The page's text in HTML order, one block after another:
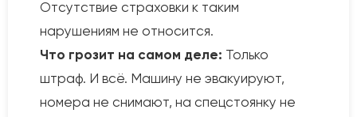
Отсутствие страховки к таким
нарушениям не относится.
Что грозит на самом деле: Только
штраф. И всё. Машину не эвакуируют,
номера не снимают, на спецстоянку не